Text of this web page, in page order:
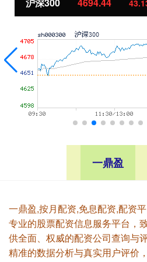
43.13 0.93%
一鼎盈
一鼎盈,按月配资,免息配资,配资
专业的股票配资信息服务平台，
供全面、权威的配资公司查询与
精准的数据分析与真实用户评价